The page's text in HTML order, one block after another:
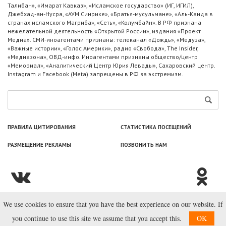
Талибан», «Имарат Кавказ», «Исламское государство» (ИГ, ИГИЛ),
Джебхад-ан-Нусра, «АУМ Синрике», «Братья-мусульмане», «Аль-Каида в
странах исламского Магриба», «Сеть», «Колумбайн». В РФ признана
нежелательной деятельность «Открытой России», издания «Проект
Медиа». СМИ-иноагентами признаны: телеканал «Дождь», «Медуза»,
«Важные истории», «Голос Америки», радио «Свобода», The Insider,
«Медиазона», ОВД-инфо. Иноагентами признаны общество/центр
«Мемориал», «Аналитический Центр Юрия Левады», Сахаровский центр.
Instagram и Facebook (Metа) запрещены в РФ за экстремизм.
ПРАВИЛА ЦИТИРОВАНИЯ СТАТИСТИКА ПОСЕЩЕНИЙ
РАЗМЕЩЕНИЕ РЕКЛАМЫ ПОЗВОНИТЬ НАМ
© ООО «Лаборатория Новоcтей», 2003—2026.
We use cookies to ensure that you have the best experience on our website. If
you continue to use this site we assume that you accept this.
OK